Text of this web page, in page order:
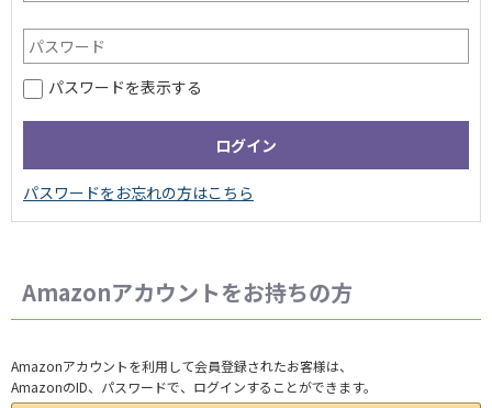
パスワードを表示する
Amazonアカウントをお持ちの方
Amazonアカウントを利用して会員登録されたお客様は、
AmazonのID、パスワードで、ログインすることができます。